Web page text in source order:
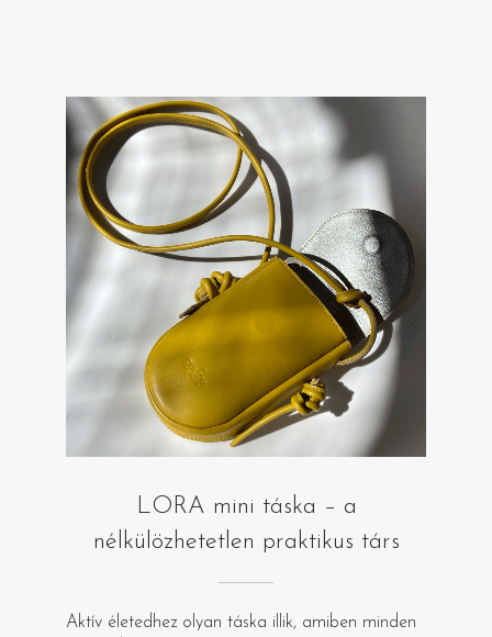
LORA mini táska – a
nélkülözhetetlen praktikus társ
Aktív életedhez olyan táska illik, amiben minden